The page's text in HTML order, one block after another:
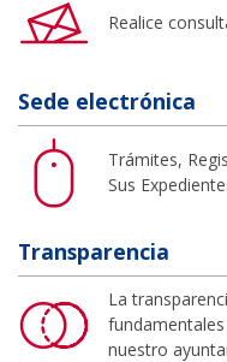
Realice
Sede electrónica
Trámites,
Sus
Transparencia
La
nuestro